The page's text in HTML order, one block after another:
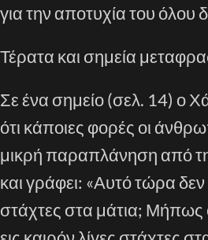
για την αποτυχία του όλου
Τέρατα και σημεία
Σε ένα σημείο (σελ. 14) ο
ότι κάποιες φορές οι
μικρή παραπλάνηση από
και γράφει: «Αυτό τώρα δεν
στάχτες στα μάτια;